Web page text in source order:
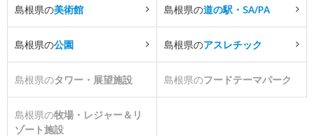
島根県の美術館 島根県の道の駅・SA/PA
島根県の公園 島根県のアスレチック
島根県のタワー・展望施設 島根県のフードテーマパーク
島根県の牧場・レジャー＆リ
ゾート施設